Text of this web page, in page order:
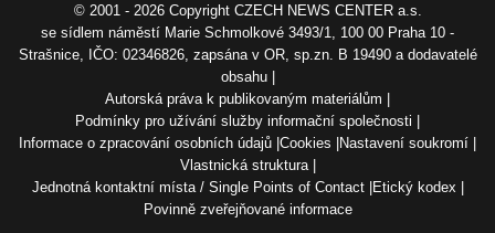
© 2001 - 2026 Copyright CZECH NEWS CENTER a.s.
se sídlem náměstí Marie Schmolkové 3493/1, 100 00 Praha 10 -
Strašnice, IČO: 02346826, zapsána v OR, sp.zn. B 19490 a dodavatelé
obsahu
Autorská práva k publikovaným materiálům
Podmínky pro užívání služby informační společnosti
Informace o zpracování osobních údajů Cookies Nastavení soukromí
Vlastnická struktura
Jednotná kontaktní místa / Single Points of Contact Etický kodex
Povinně zveřejňované informace